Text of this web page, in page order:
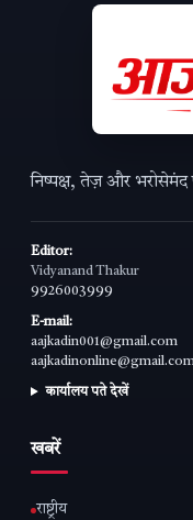
निष्पक्ष, तेज़ और
Editor:
Vidyanand Thakur
9926003999
E-mail:
aajkadin001@gmail.com
कार्यालय पते देखें
खबरें
राष्ट्रीय